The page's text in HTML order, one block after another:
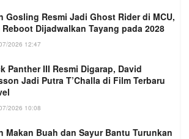
Gosling Resmi Jadi Ghost Rider di MCU,
Reboot Dijadwalkan Tayang pada 2028
2026 12:47
Panther III Resmi Digarap, David
Jadi Putra T’Challa di Film Terbaru
2026 10:08
Makan Buah dan Sayur Bantu Turunkan